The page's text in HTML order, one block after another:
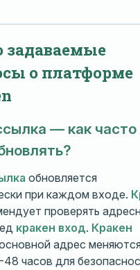
задаваемые
о платформе
— как часто
обновляется
при каждом входе.
проверять
кракен вход. Кракен
адрес меняются
часов для